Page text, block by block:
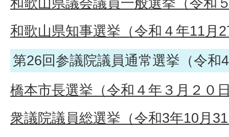
和歌山県知事選挙（令和４年11月
第26回参議院議員通常選挙（令和
橋本市長選挙（令和４年３月２０
衆議院議員総選挙（令和3年10月